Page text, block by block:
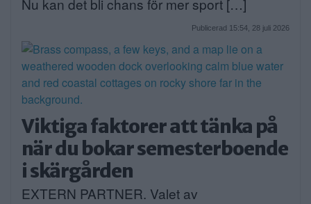
Nu kan det bli chans för mer sport […]
Publicerad 15:54, 28 juli 2026
Viktiga faktorer att tänka på
när du bokar semesterboende
i skärgården
EXTERN PARTNER. Valet av